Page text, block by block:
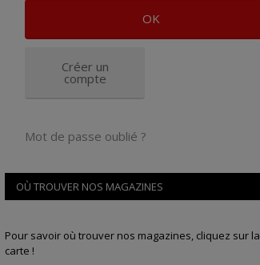
Créer un
compte
Mot de passe oublié ?
OÙ TROUVER NOS MAGAZINES
Pour savoir où trouver nos magazines, cliquez sur la
carte !